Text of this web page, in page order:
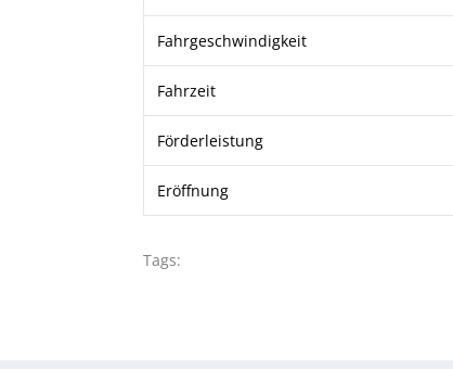
Fahrgeschwindigkeit
Fahrzeit
Förderleistung
Eröffnung
Tags: